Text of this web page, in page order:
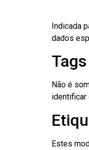
Indicada
dados
Não é
identificar
Estes